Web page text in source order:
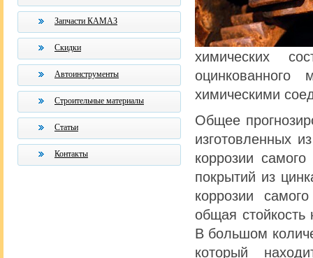
Запчасти КАМАЗ
Скидки
Автоинструменты
Строительные материалы
Статьи
Контакты
химических
химическими
Общее
изготовленных
коррозии
покрытий из
коррозии
общая стойкость
В большом
который